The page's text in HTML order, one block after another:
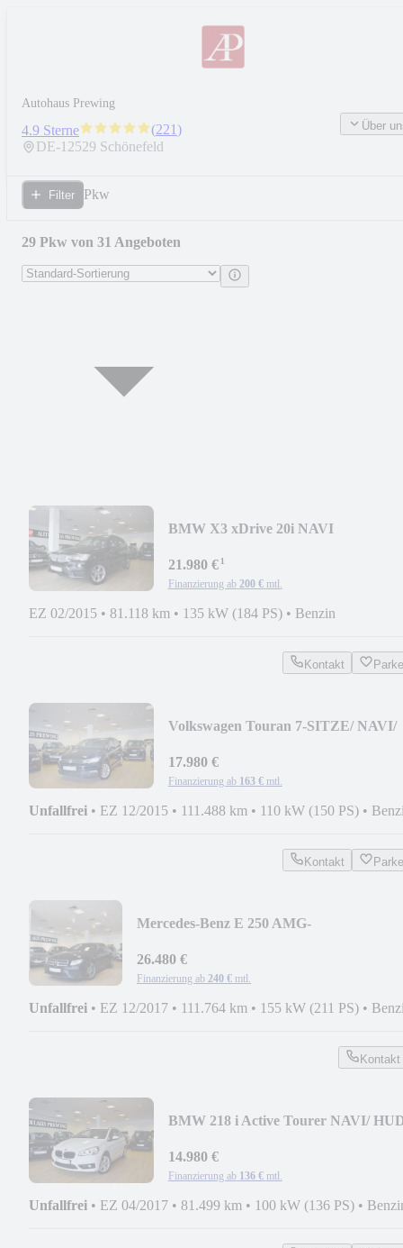
Autohaus Prewing
4.9 Sterne (221)
DE-12529 Schönefeld
Über
Filter Pkw
29 Pkw von 31 Angeboten
BMW X3 xDrive 20i NAVI
21.980 €¹
Finanzierung ab 200 € mtl.
EZ 02/2015 • 81.118 km • 135 kW (184 PS) • Benzin
Kontakt
Volkswagen Touran 7-SITZE/ NAVI/
17.980 €
Finanzierung ab 163 € mtl.
Unfallfrei • EZ 12/2015 • 111.488 km • 110 kW (150 PS) •
Kontakt
Mercedes-Benz E 250 AMG-
26.480 €
Finanzierung ab 240 € mtl.
Unfallfrei • EZ 12/2017 • 111.764 km • 155 kW (211 PS) •
Kontakt
BMW 218 i Active Tourer NAVI/
14.980 €
Finanzierung ab 136 € mtl.
Unfallfrei • EZ 04/2017 • 81.499 km • 100 kW (136 PS) •